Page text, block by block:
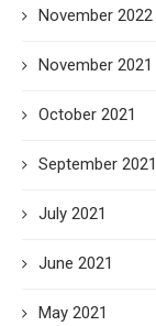
November 2022
November 2021
October 2021
September 2021
July 2021
June 2021
May 2021